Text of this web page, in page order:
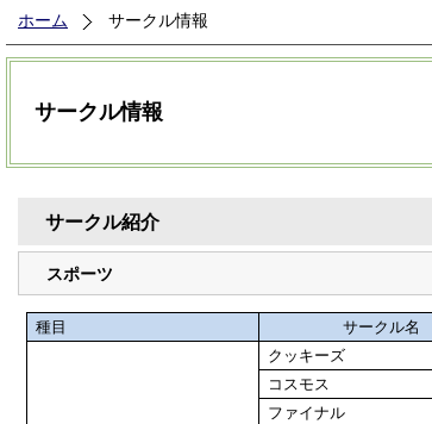
ホーム サークル情報
サークル情報
サークル紹介
スポーツ
種目 サークル名
クッキーズ
コスモス
ファイナル